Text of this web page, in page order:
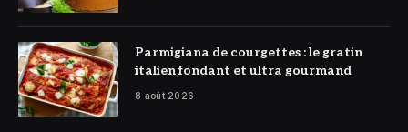
© DR
Parmigiana de courgettes : le gratin
italien fondant et ultra gourmand
8 août 2026